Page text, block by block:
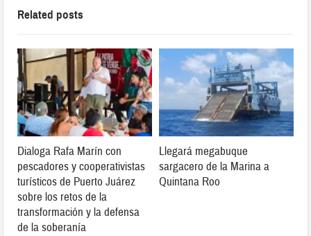
Related posts
Dialoga Rafa Marín con
pescadores y cooperativistas
turísticos de Puerto Juárez
sobre los retos de la
transformación y la defensa
de la soberanía
Llegará megabuque
sargacero de la Marina a
Quintana Roo